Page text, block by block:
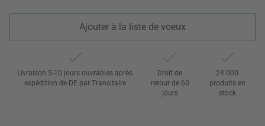
Ajouter à la liste de voeux
Livraison 5-10 jours ouvrables après
expédition de DE par Transitaire
Droit de
retour de 60
jours
24 000
produits en
stock